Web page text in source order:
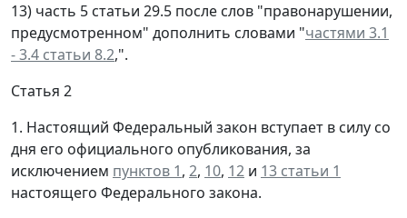
13) часть 5 статьи 29.5 после слов "правонарушении,
предусмотренном" дополнить словами "частями 3.1
- 3.4 статьи 8.2,".
Статья 2
1. Настоящий Федеральный закон вступает в силу со
дня его официального опубликования, за
исключением пунктов 1, 2, 10, 12 и 13 статьи 1
настоящего Федерального закона.